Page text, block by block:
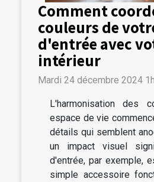
Comment
couleurs de
d'entrée avec
intérieur
Mardi 24 décembre 2024 1h
L'harmonisation des
espace de vie
détails qui semblent
un impact visuel
d'entrée, par exemple,
simple accessoire